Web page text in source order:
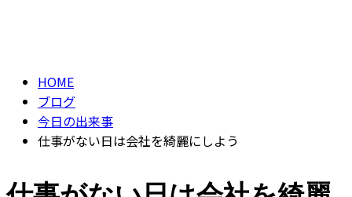
HOME
ブログ
今日の出来事
仕事がない日は会社を綺麗にしよう